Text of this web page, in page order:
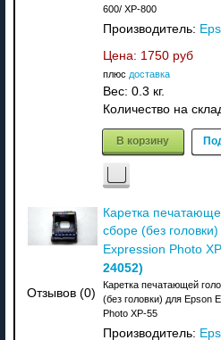
600/ XP-800
Производитель:
Цена: 1750 руб
плюс доставка
Вес: 0.3 кг.
Количество на
В корзину
Отзывов (0)
Каретка
сборе (без
Expression Photo
24052)
Каретка печатающей
(без головки) для Epson
Photo XP-55
Производитель: